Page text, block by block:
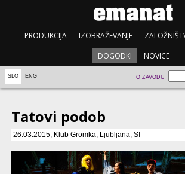
PRODUKCIJA IZOBRAŽEVANJE
DOGODKI NOVICE
SLO ENG O ZAVODU
Tatovi podob
26.03.2015, Klub Gromka, Ljubljana, SI